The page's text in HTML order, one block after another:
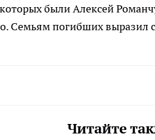
были Алексей
Семьям погибших выразил
Читайте